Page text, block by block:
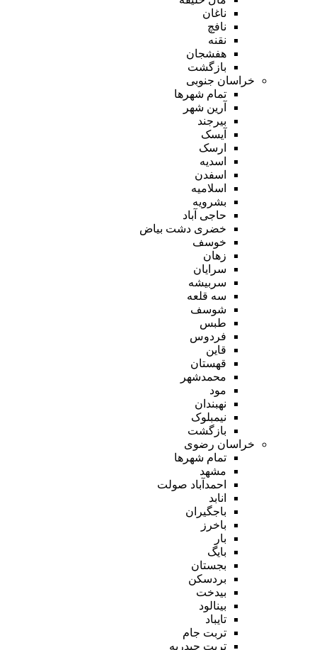
ناغان
نافچ
نقنه
هفشجان
بازگشت
خراسان جنوبی
تمام شهر‌ها
آرین شهر
بیرجند
آیسک
ارسک
اسدیه
اسفدن
اسلامیه
بشرویه
حاجی آباد
خضری دشت بیاض
خوسف
زهان
سرایان
سربیشه
سه قلعه
شوسف
طبس
فردوس
قاین
قهستان
محمدشهر
مود
نهبندان
نیمبلوک
بازگشت
خراسان رضوی
تمام شهر‌ها
مشهد
احمدآباد صولت
انابد
باجگیران
باخرز
بار
بایگ
بجستان
بردسکن
بیدخت
بینالود
تایباد
تربت جام
تربت حیدریه